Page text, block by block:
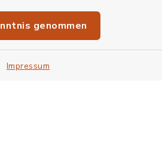
genommen
Impressum
Sitemap